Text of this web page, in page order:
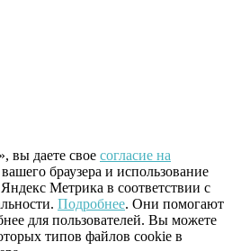
вы даете свое согласие на
браузера и использование
Метрика в соответствии с
Подробнее. Они помогают
для пользователей. Вы можете
типов файлов cookie в